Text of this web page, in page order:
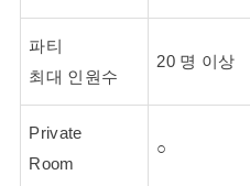
파티
최대 인원수
20 명 이상
Private
Room
○